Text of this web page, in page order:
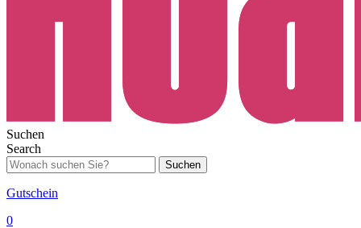
Suchen
Search
Suchen
Gutschein
0